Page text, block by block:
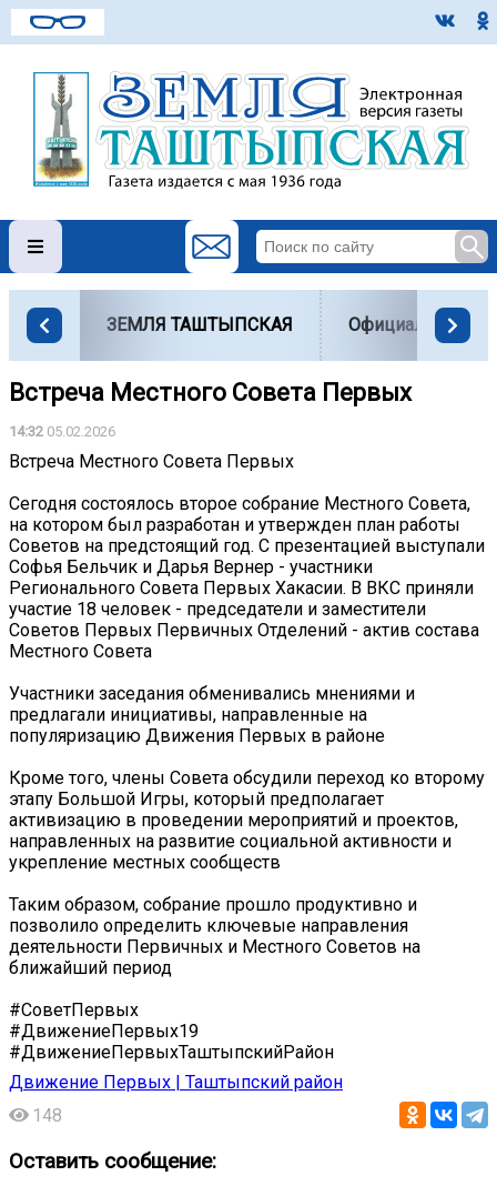
ЗЕМЛЯ ТАШТЫПСКАЯ Официально
Встреча Местного Совета Первых
14:32 05.02.2026
Встреча Местного Совета Первых
Сегодня состоялось второе собрание Местного Совета,
на котором был разработан и утвержден план работы
Советов на предстоящий год. С презентацией выступали
Софья Бельчик и Дарья Вернер - участники
Регионального Совета Первых Хакасии. В ВКС приняли
участие 18 человек - председатели и заместители
Советов Первых Первичных Отделений - актив состава
Местного Совета
Участники заседания обменивались мнениями и
предлагали инициативы, направленные на
популяризацию Движения Первых в районе
Кроме того, члены Совета обсудили переход ко второму
этапу Большой Игры, который предполагает
активизацию в проведении мероприятий и проектов,
направленных на развитие социальной активности и
укрепление местных сообществ
Таким образом, собрание прошло продуктивно и
позволило определить ключевые направления
деятельности Первичных и Местного Советов на
ближайший период
#СоветПервых
#ДвижениеПервых19
#ДвижениеПервыхТаштыпскийРайон
Движение Первых | Таштыпский район
148
Оставить сообщение: